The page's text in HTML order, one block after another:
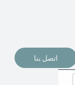
اتصل بنا